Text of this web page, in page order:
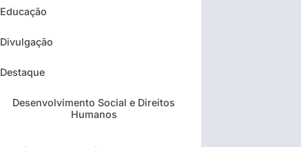
Educação
Divulgação
Destaque
Desenvolvimento Social e Direitos
Humanos